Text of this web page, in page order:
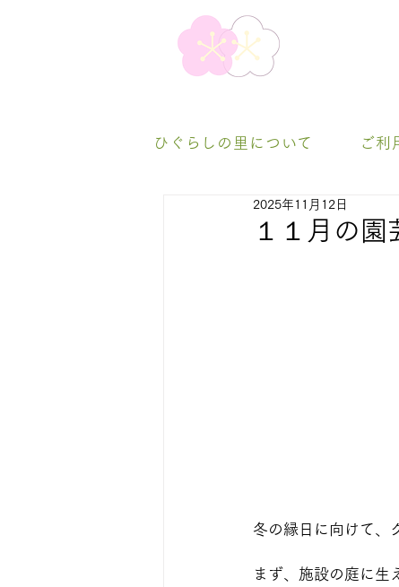
ひぐらしの里について ご利
１１月の
2025年11月12日
冬の縁日に向けて、
まず、施設の庭に生